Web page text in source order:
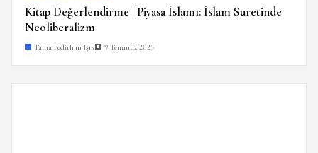
Kitap Değerlendirme | Piyasa İslamı: İslam Suretinde
Neoliberalizm
Talha Bedirhan Işık 9 Temmuz 2025